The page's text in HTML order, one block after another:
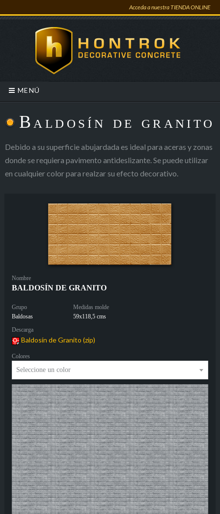
Acceda a nuestra TIENDA ONLINE
MENÚ
Baldosín de granito
Debido a su superficie abujardada es ideal para aceras y zonas
donde se requiera pavimento antideslizante. Se puede utilizar
en cualquier color para realzar su efecto decorativo.
Nombre
BALDOSÍN DE GRANITO
Grupo
Baldosas
Medidas molde
59x118,5 cms
Descarga
Baldosín de Granito (zip)
Colores